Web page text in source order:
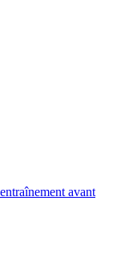
avant